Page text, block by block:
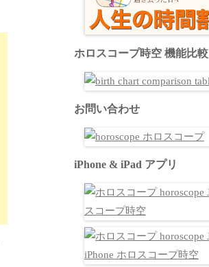
ホロスコープ時空 機能比較
お問い合わせ
iPhone & iPad アプリ